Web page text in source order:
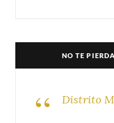
o
NO TE
Distrito